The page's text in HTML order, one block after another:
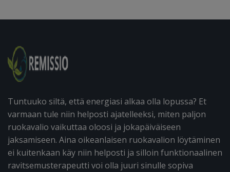
Tuntuuko siltä, että energiasi alkaa olla lopussa? Et
varmaan tule niin helposti ajatelleeksi, miten paljon
ruokavalio vaikuttaa oloosi ja jokapäiväiseen
jaksamiseen. Aina oikeanlaisen ruokavalion löytäminen
ei kuitenkaan käy niin helposti ja silloin funktionaalinen
ravitsemusterapeutti voi olla juuri sinulle sopiva